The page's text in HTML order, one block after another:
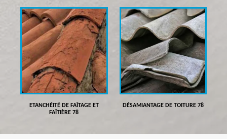
ETANCHÉITÉ DE FAÎTAGE ET
FAÎTIÈRE 78
DÉSAMIANTAGE DE TOITURE 78